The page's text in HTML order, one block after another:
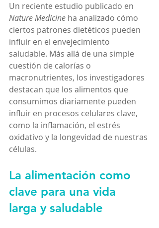
Un reciente estudio publicado en
Nature Medicine ha analizado cómo
ciertos patrones dietéticos pueden
influir en el envejecimiento
saludable. Más allá de una simple
cuestión de calorías o
macronutrientes, los investigadores
destacan que los alimentos que
consumimos diariamente pueden
influir en procesos celulares clave,
como la inflamación, el estrés
oxidativo y la longevidad de nuestras
células.
La alimentación como
clave para una vida
larga y saludable